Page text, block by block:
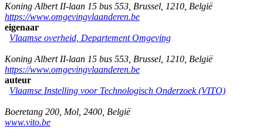
Koning Albert II-laan 15 bus 553 Brussel 1210 België
https://www.omgevingvlaanderen.be
eigenaar
Vlaamse overheid, Departement Omgeving
Koning Albert II-laan 15 bus 553 Brussel 1210 België
https://www.omgevingvlaanderen.be
auteur
Vlaamse Instelling voor Technologisch Onderzoek (VITO)
Boeretang 200 Mol 2400 België
www.vito.be